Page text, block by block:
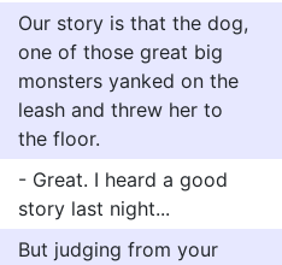
Our story is that the dog,
one of those great big
monsters yanked on the
leash and threw her to
the floor.
- Great. I heard a good
story last night...
But judging from your